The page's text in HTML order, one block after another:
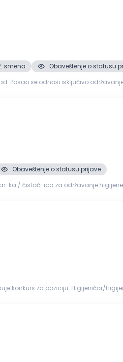
smena
Obaveštenje o statusu
se odnosi isključivo
Obaveštenje o statusu prijave
higijene restorana. Opis posla: Održavanje
Higijeničar/Higijeničarka Opis posla: Higijena